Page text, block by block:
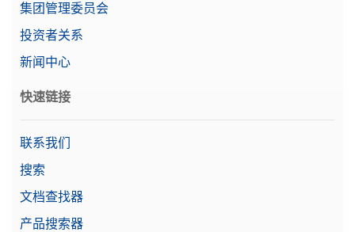
集团管理委员会
投资者关系
新闻中心
快速链接
联系我们
搜索
文档查找器
产品搜索器